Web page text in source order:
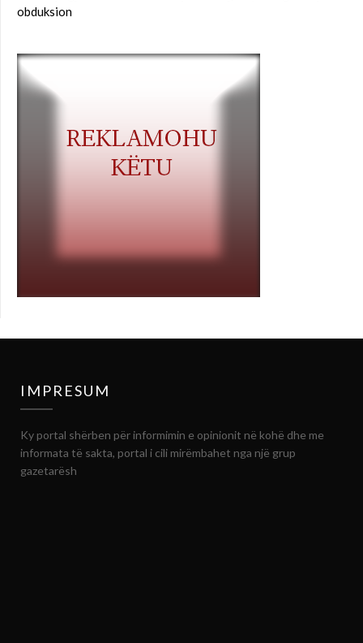
obduksion
IMPRESUM
Ky portal shërben për informimin e opinionit në kohë dhe me
informata të sakta, portal i cili mirëmbahet nga një grup
gazetarësh